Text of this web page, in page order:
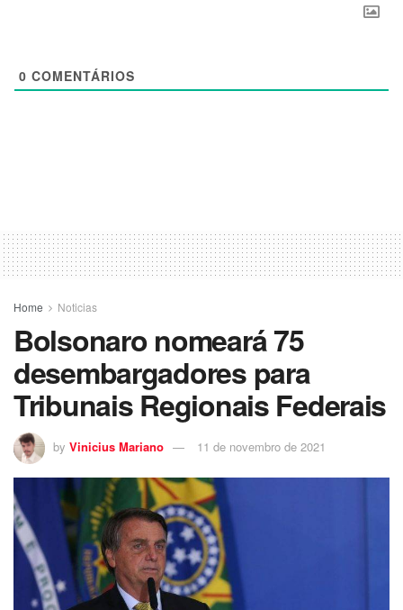
0 COMENTÁRIOS
Home Noticias
Bolsonaro nomeará 75
desembargadores para
Tribunais Regionais Federais
by Vinicius Mariano 11 de novembro de 2021